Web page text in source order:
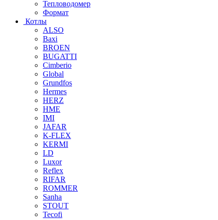
Тепловодомер
Формат
Котлы
ALSO
Baxi
BROEN
BUGATTI
Cimberio
Global
Grundfos
Hermes
HERZ
HME
IMI
JAFAR
K-FLEX
KERMI
LD
Luxor
Reflex
RIFAR
ROMMER
Sanha
STOUT
Tecofi